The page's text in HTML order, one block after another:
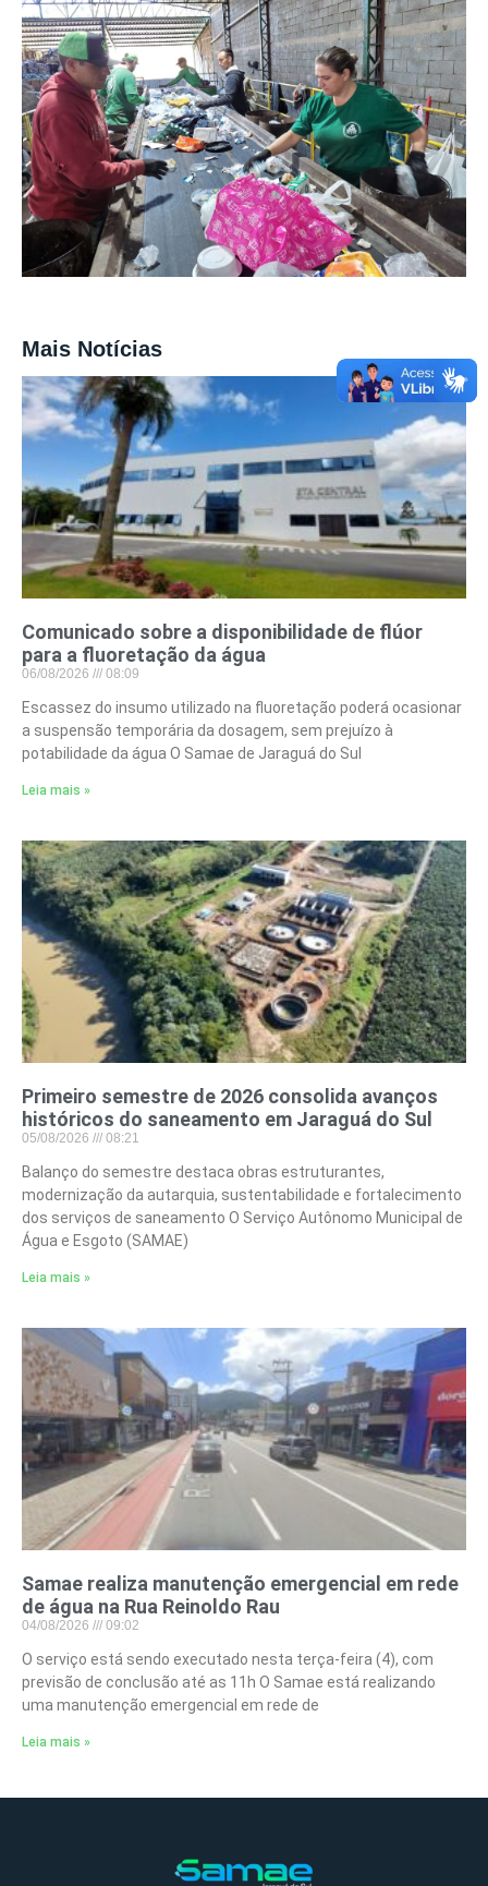
Mais Notícias
Comunicado sobre a disponibilidade de flúor
para a fluoretação da água
06/08/2026 08:09
Escassez do insumo utilizado na fluoretação poderá ocasionar
a suspensão temporária da dosagem, sem prejuízo à
potabilidade da água O Samae de Jaraguá do Sul
Leia mais »
Primeiro semestre de 2026 consolida avanços
históricos do saneamento em Jaraguá do Sul
05/08/2026 08:21
Balanço do semestre destaca obras estruturantes,
modernização da autarquia, sustentabilidade e fortalecimento
dos serviços de saneamento O Serviço Autônomo Municipal de
Água e Esgoto (SAMAE)
Leia mais »
Samae realiza manutenção emergencial em rede
de água na Rua Reinoldo Rau
04/08/2026 09:02
O serviço está sendo executado nesta terça-feira (4), com
previsão de conclusão até as 11h O Samae está realizando
uma manutenção emergencial em rede de
Leia mais »